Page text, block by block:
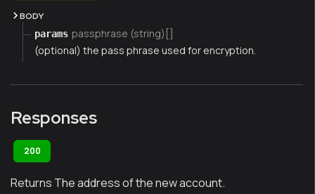
BODY
params passphrase (string)[]
(optional) the pass phrase used for encryption.
Responses
200
Returns The address of the new account.